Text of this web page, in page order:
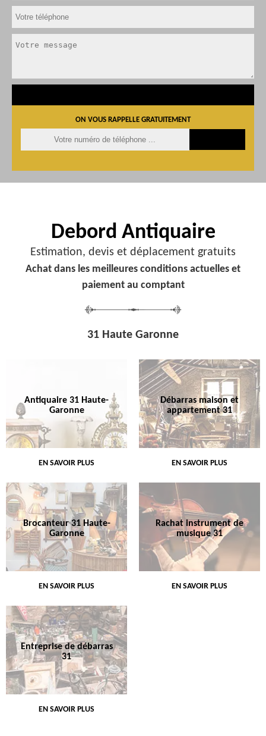
ON VOUS RAPPELLE GRATUITEMENT
Debord Antiquaire
Estimation, devis et déplacement gratuits
Achat dans les meilleures conditions actuelles et
paiement au comptant
31 Haute Garonne
Antiquaire 31 Haute-
Garonne
EN SAVOIR PLUS
Débarras maison et
appartement 31
EN SAVOIR PLUS
Brocanteur 31 Haute-
Garonne
EN SAVOIR PLUS
Rachat instrument de
musique 31
EN SAVOIR PLUS
Entreprise de débarras
31
EN SAVOIR PLUS